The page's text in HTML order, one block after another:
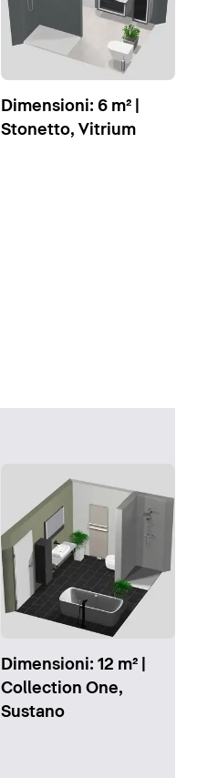
Dimensioni: 6 m² |
Stonetto, Vitrium
Dimensioni: 12 m² |
Collection One,
Sustano